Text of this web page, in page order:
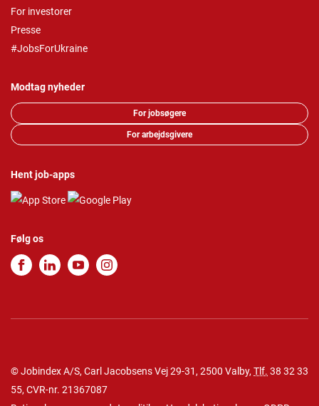
For investorer
Presse
#JobsForUkraine
Modtag nyheder
For jobsøgere
For arbejdsgivere
Hent job-apps
Følg os
© Jobindex A/S, Carl Jacobsens Vej 29-31, 2500 Valby, Tlf. 38 32 33
55, CVR-nr. 21367087